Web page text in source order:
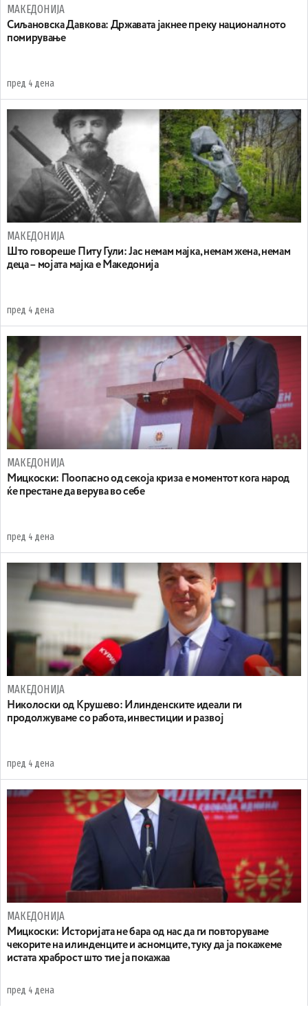
МАКЕДОНИЈА
Сиљановска Давкова: Државата јакнее преку националното
помирување
пред 4 дена
МАКЕДОНИЈА
Што говореше Питу Гули: Јас немам мајка, немам жена, немам
деца – мојата мајка е Македонија
пред 4 дена
МАКЕДОНИЈА
Мицкоски: Поопасно од секоја криза е моментот кога народ
ќе престане да верува во себе
пред 4 дена
МАКЕДОНИЈА
Николоски од Крушево: Илинденските идеали ги
продолжуваме со работа, инвестиции и развој
пред 4 дена
МАКЕДОНИЈА
Мицкоски: Историјата не бара од нас да ги повторуваме
чекорите на илинденците и асномците, туку да ја покажеме
истата храброст што тие ја покажаа
пред 4 дена